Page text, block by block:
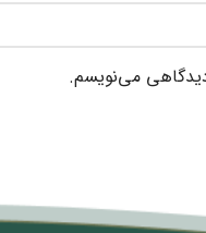
دیدگاهی می‌نویسم.